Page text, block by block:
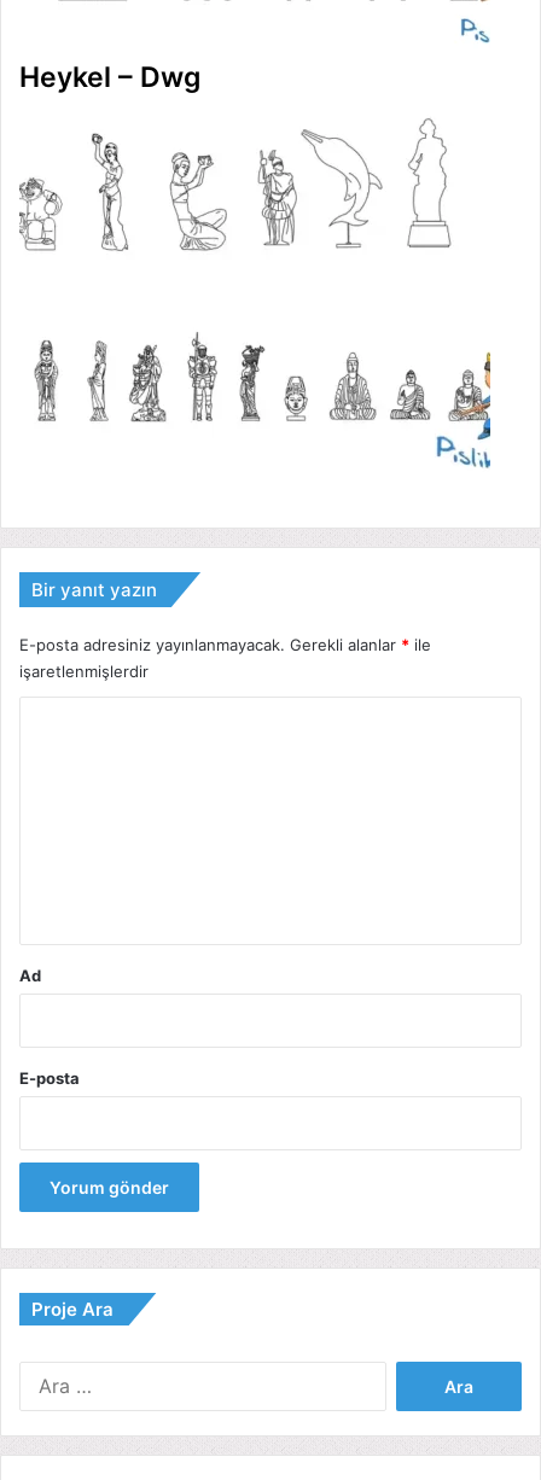
Heykel – Dwg
Bir yanıt yazın
E-posta adresiniz yayınlanmayacak. Gerekli alanlar * ile
işaretlenmişlerdir
Ad
E-posta
Proje Ara